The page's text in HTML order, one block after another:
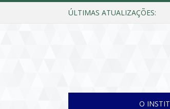
ÚLTIMAS ATUALIZAÇÕES:
O